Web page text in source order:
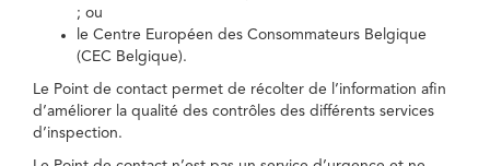
; ou
le Centre Européen des Consommateurs Belgique
(CEC Belgique).
Le Point de contact permet de récolter de l’information afin
d’améliorer la qualité des contrôles des différents services
d’inspection.